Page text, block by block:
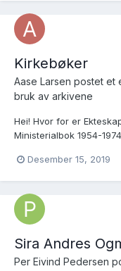
Kirkebøker
Aase Larsen postet et
bruk av arkivene
Hei! Hvor for er
Ministerialbok 1954-
tidligere, og det står
Hilsen Aase J. Larsen
Desember 15, 2019
Sira Andres
Per Eivind Pedersen